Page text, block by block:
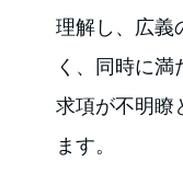
理解し、広義
く、同時に
求項が不明瞭
ます。